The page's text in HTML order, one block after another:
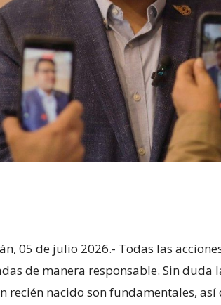
05 de julio 2026.- Todas las
de manera responsable. Sin duda
recién nacido son fundamentales,